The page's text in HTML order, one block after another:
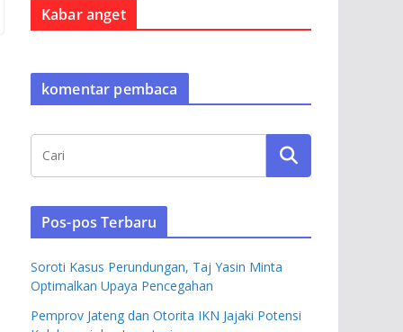
Kabar anget
komentar pembaca
Pos-pos Terbaru
Soroti Kasus Perundungan, Taj Yasin Minta
Optimalkan Upaya Pencegahan
Pemprov Jateng dan Otorita IKN Jajaki Potensi